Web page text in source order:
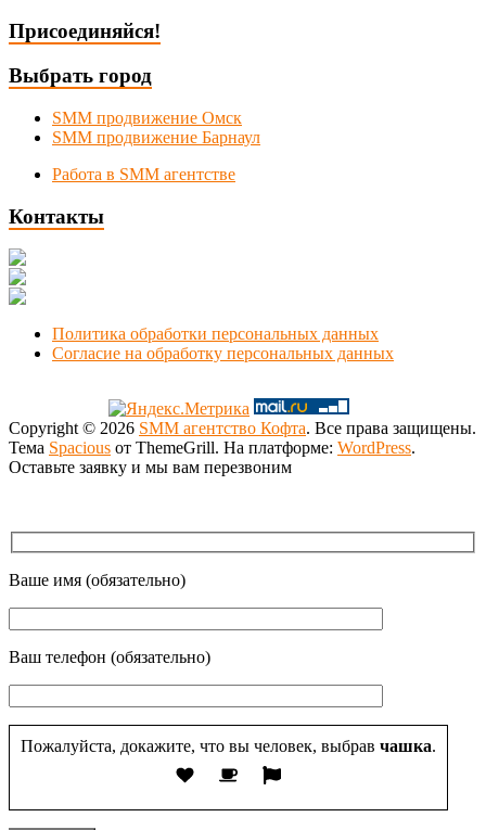
Присоединяйся!
Выбрать город
SMM продвижение Омск
SMM продвижение Барнаул
Работа в SMM агентстве
Контакты
Политика обработки персональных данных
Согласие на обработку персональных данных
Copyright © 2026 SMM агентство Кофта. Все права защищены.
Тема Spacious от ThemeGrill. На платформе: WordPress.
Оставьте заявку и мы вам перезвоним
Ваше имя (обязательно)
Ваш телефон (обязательно)
Пожалуйста, докажите, что вы человек, выбрав чашка.